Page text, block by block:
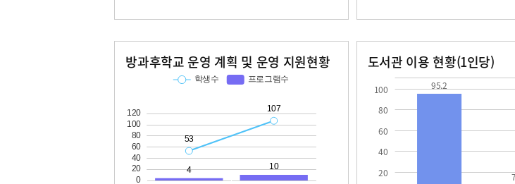
방과후학교 운영 계획 및 운영 지원현황 도서관 이용 현황(1인당)
20
40
60
80
100 95.2